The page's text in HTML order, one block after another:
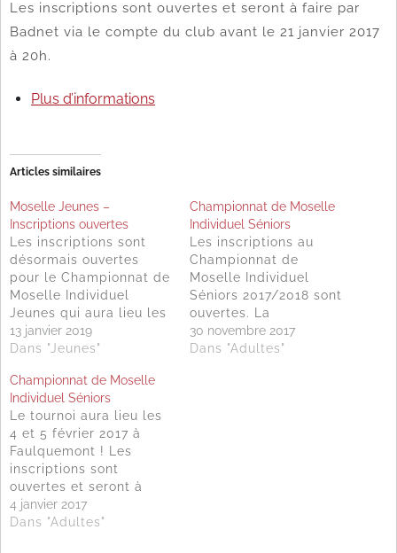
Les inscriptions sont ouvertes et seront à faire par
Badnet via le compte du club avant le 21 janvier 2017
à 20h.
Plus d’informations
Articles similaires
Moselle Jeunes –
Inscriptions ouvertes
Les inscriptions sont
désormais ouvertes
pour le Championnat de
Moselle Individuel
Jeunes qui aura lieu les
26 et 27 janvier 2019.
Les inscriptions sont à
responsable jeunes via
BadNet jusqu'au 20
janvier 2019, ne tardez
pas ! Toutes les
informations sur le
championnat
13 janvier 2019
Dans "Jeunes"
Championnat de Moselle
Individuel Séniors
Les inscriptions au
Championnat de
Moselle Individuel
Séniors 2017/2018 sont
ouvertes. La
compétition aura lieu le
weekend des 20 et 21
30 novembre 2017
Dans "Adultes"
Championnat de Moselle
Individuel Séniors
Le tournoi aura lieu les
4 et 5 février 2017 à
Faulquemont ! Les
inscriptions sont
ouvertes et seront à
faire par Badnet via le
compte du club ou les
4 janvier 2017
Dans "Adultes"